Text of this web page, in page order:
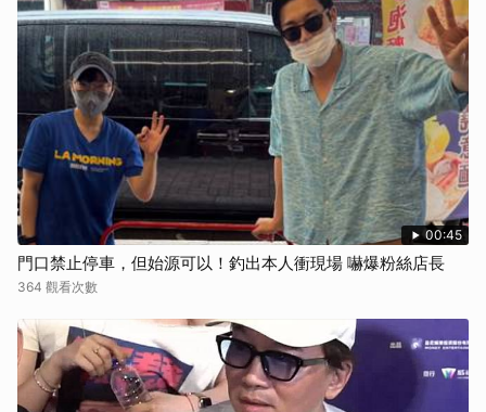
00:45
門口禁止停車，但始源可以！釣出本人衝現場 嚇爆粉絲店長
364 觀看次數